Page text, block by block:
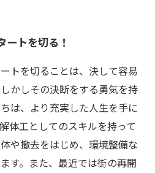
ートを切る！
トを切ることは、決して容易
かしその決断をする勇気を持
は、より充実した人生を手に
体工としてのスキルを持って
や撤去をはじめ、環境整備な
す。また、最近では街の再開